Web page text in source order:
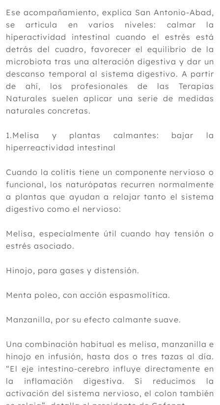
desmonta el prejuicio
Marzo
Febrero
Enero
2025
2024
2023
2021
2019
2018
2017
2015
2012
Ese acompañamiento, explica San Antonio-Abad,
se articula en varios niveles: calmar la
hiperactividad intestinal cuando el estrés está
detrás del cuadro, favorecer el equilibrio de la
microbiota tras una alteración digestiva y dar un
descanso temporal al sistema digestivo. A partir
de ahí, los profesionales de las Terapias
Naturales suelen aplicar una serie de medidas
naturales concretas.
1.Melisa y plantas calmantes: bajar la
hiperreactividad intestinal
Cuando la colitis tiene un componente nervioso o
funcional, los naturópatas recurren normalmente
a plantas que ayudan a relajar tanto el sistema
digestivo como el nervioso:
Melisa, especialmente útil cuando hay tensión o
estrés asociado.
Hinojo, para gases y distensión.
Menta poleo, con acción espasmolítica.
Manzanilla, por su efecto calmante suave.
Una combinación habitual es melisa, manzanilla e
hinojo en infusión, hasta dos o tres tazas al día.
“El eje intestino-cerebro influye directamente en
la inflamación digestiva. Si reducimos la
activación del sistema nervioso, el colon también